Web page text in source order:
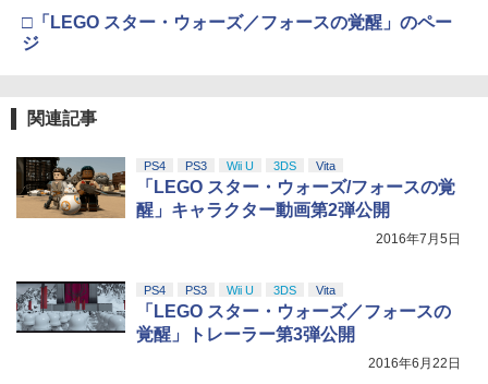
□「LEGO スター・ウォーズ／フォースの覚醒」のペー
ジ
関連記事
PS4 PS3 Wii U 3DS Vita
「LEGO スター・ウォーズ/フォースの覚
醒」キャラクター動画第2弾公開
2016年7月5日
PS4 PS3 Wii U 3DS Vita
「LEGO スター・ウォーズ／フォースの
覚醒」トレーラー第3弾公開
2016年6月22日